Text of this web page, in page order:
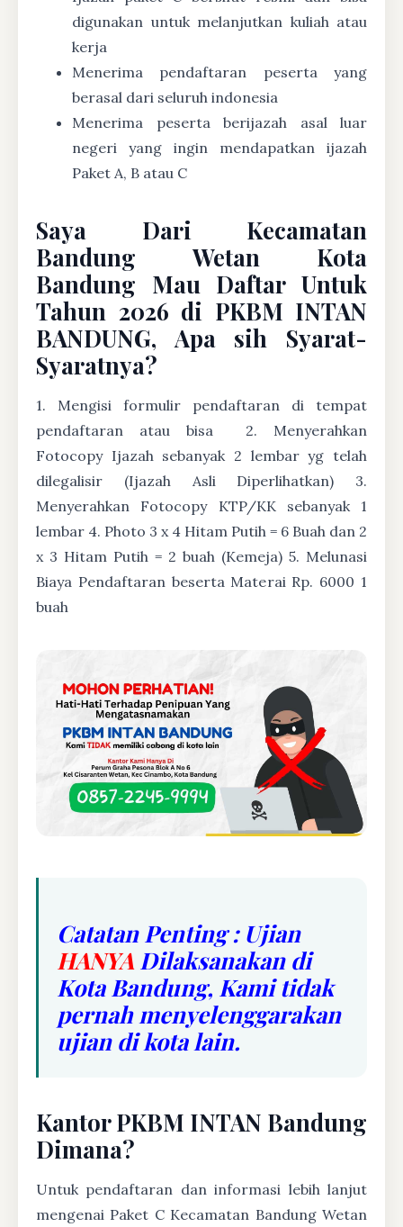
digunakan untuk melanjutkan kuliah atau
kerja
Menerima pendaftaran peserta yang
berasal dari seluruh indonesia
Menerima peserta berijazah asal luar
negeri yang ingin mendapatkan ijazah
Paket A, B atau C
Saya Dari Kecamatan
Bandung Wetan Kota
Bandung Mau Daftar Untuk
Tahun 2026 di PKBM INTAN
BANDUNG, Apa sih Syarat-
Syaratnya?
1. Mengisi formulir pendaftaran di tempat
pendaftaran atau bisa
2. Menyerahkan
Fotocopy Ijazah sebanyak 2 lembar yg telah
dilegalisir (Ijazah Asli Diperlihatkan) 3.
Menyerahkan Fotocopy KTP/KK sebanyak 1
lembar 4. Photo 3 x 4 Hitam Putih = 6 Buah dan 2
x 3 Hitam Putih = 2 buah (Kemeja) 5. Melunasi
Biaya Pendaftaran beserta Materai Rp. 6000 1
buah
Catatan Penting : Ujian
HANYA Dilaksanakan di
Kota Bandung, Kami tidak
pernah menyelenggarakan
ujian di kota lain.
Kantor PKBM INTAN Bandung
Dimana?
Untuk pendaftaran dan informasi lebih lanjut
mengenai Paket C Kecamatan Bandung Wetan